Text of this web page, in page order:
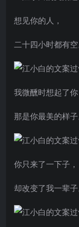
想见你的人，
二十四小时都有空
我微醺时想起了你
那是你最美的样子
你只来了一下子，
却改变了我一辈子